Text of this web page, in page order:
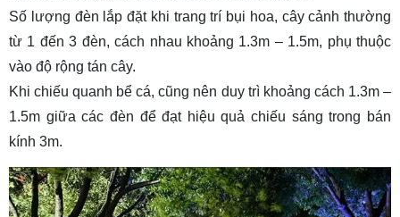
Số lượng đèn lắp đặt khi trang trí bụi hoa, cây cảnh thường
từ 1 đến 3 đèn, cách nhau khoảng 1.3m – 1.5m, phụ thuộc
vào độ rộng tán cây.
Khi chiếu quanh bể cá, cũng nên duy trì khoảng cách 1.3m –
1.5m giữa các đèn để đạt hiệu quả chiếu sáng trong bán
kính 3m.